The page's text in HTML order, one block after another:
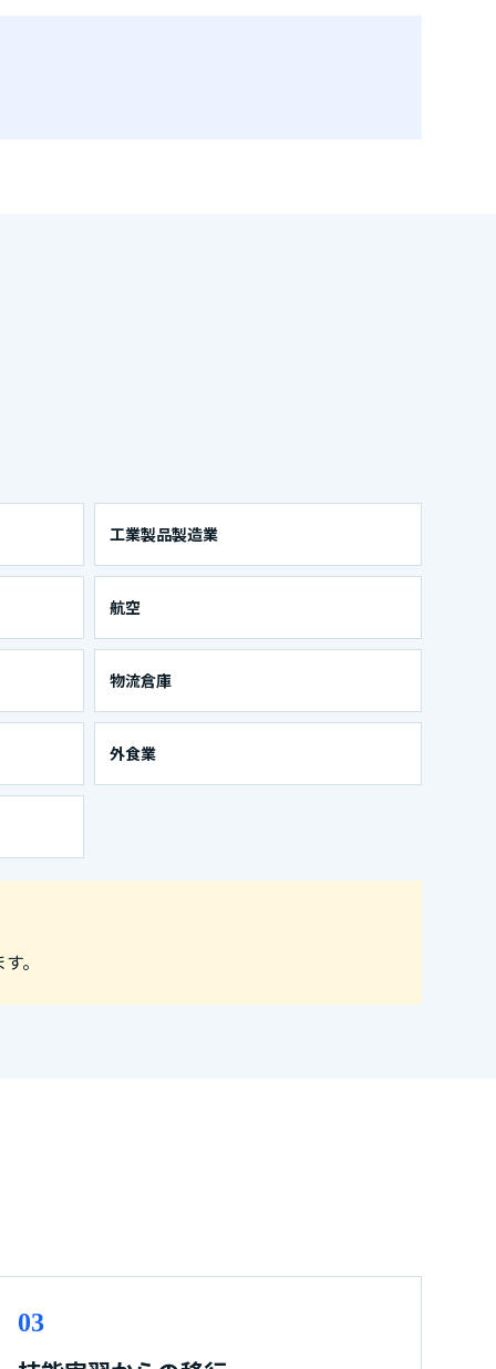
工業製品製造業
航空
物流倉庫
外食業
。
03